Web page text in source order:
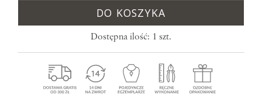
DO KOSZYKA
Dostępna ilość: 1 szt.